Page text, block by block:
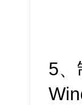
5、